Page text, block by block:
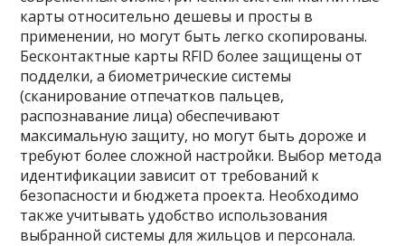
карты относительно дешевы и просты в
применении, но могут быть легко скопированы.
Бесконтактные карты RFID более защищены от
подделки, а биометрические системы
(сканирование отпечатков пальцев,
распознавание лица) обеспечивают
максимальную защиту, но могут быть дороже и
требуют более сложной настройки. Выбор метода
идентификации зависит от требований к
безопасности и бюджета проекта. Необходимо
также учитывать удобство использования
выбранной системы для жильцов и персонала.